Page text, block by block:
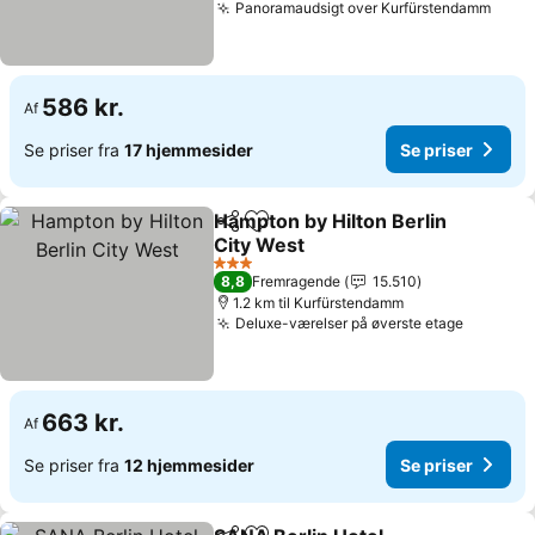
Panoramaudsigt over KurfürstendammSe
Af 586 kr.
Se priser fra 17 hjemmesider Se priser
Del Føj til favoritter
Hampton by Hilton Berlin
City West
Se priser
3 Stjerner
8,8 Fremragende
15.510
1.2 km til Kurfürstendamm
Deluxe-værelser på øverste etageSe
Af 663 kr.
Se priser fra 12 hjemmesider Se priser